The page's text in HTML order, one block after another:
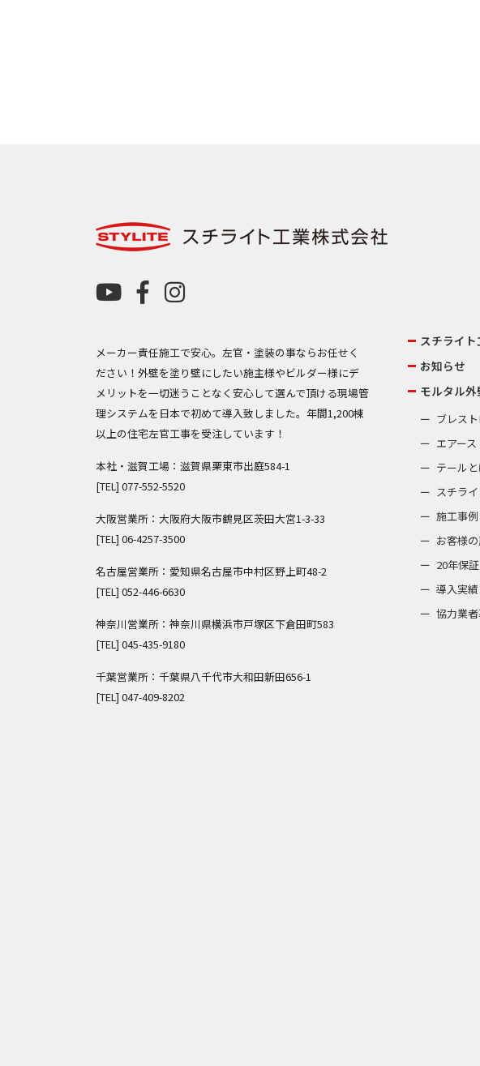
メーカー責任施工で安心。左官・塗装の事ならお任せく
ださい！外壁を塗り壁にしたい施主様やビルダー様にデ
メリットを一切迷うことなく安心して選んで頂ける現場管
理システムを日本で初めて導入致しました。年間1,200棟
以上の住宅左官工事を受注しています！
本社・滋賀工場：滋賀県栗東市出庭584-1
[TEL] 077-552-5520
大阪営業所：大阪府大阪市鶴見区茨田大宮1-3-33
[TEL] 06-4257-3500
名古屋営業所：愛知県名古屋市中村区野上町48-2
[TEL] 052-446-6630
神奈川営業所：神奈川県横浜市戸塚区下倉田町583
[TEL] 045-435-9180
千葉営業所：千葉県八千代市大和田新田656-1
[TEL] 047-409-8202
スチライ
お知らせ
モルタル
ブレス
エアー
テール
スチラ
施工事例
お客様
20年保
導入実績
協力業